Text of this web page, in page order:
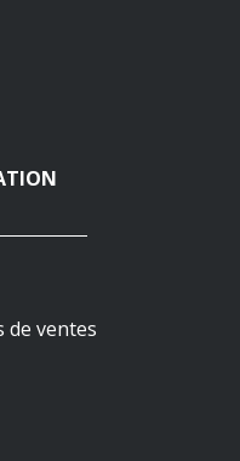
de ventes